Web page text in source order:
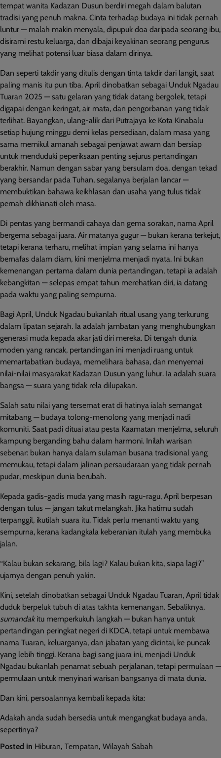
tempat wanita Kadazan Dusun berdiri megah dalam balutan
tradisi yang penuh makna. Cinta terhadap budaya ini tidak pernah
luntur — malah makin menyala, dipupuk doa daripada seorang ibu,
disirami restu keluarga, dan dibajai keyakinan seorang pengurus
yang melihat potensi luar biasa dalam dirinya.
Dan seperti takdir yang ditulis dengan tinta takdir dari langit, saat
paling manis itu pun tiba. April dinobatkan sebagai Unduk Ngadau
Tuaran 2025 — satu gelaran yang tidak datang bergolek, tetapi
digapai dengan keringat, air mata, dan pengorbanan yang tidak
terlihat. Bayangkan, ulang-alik dari Putrajaya ke Kota Kinabalu
setiap hujung minggu demi kelas persediaan, dalam masa yang
sama memikul amanah sebagai penjawat awam dan bersiap
untuk menduduki peperiksaan penting sejurus pertandingan
berakhir. Namun dengan sabar yang bersulam doa, dengan tekad
yang bersandar pada Tuhan, segalanya berjalan lancar —
membuktikan bahawa keikhlasan dan usaha yang tulus tidak
pernah dikhianati oleh masa.
Di pentas yang bermandi cahaya dan gema sorakan, nama April
bergema sebagai juara. Air matanya gugur — bukan kerana terkejut,
tetapi kerana terharu, melihat impian yang selama ini hanya
bernafas dalam diam, kini menjelma menjadi nyata. Ini bukan
kemenangan pertama dalam dunia pertandingan, tetapi ia adalah
kebangkitan — selepas empat tahun merehatkan diri, ia datang
pada waktu yang paling sempurna.
Bagi April, Unduk Ngadau bukanlah ritual usang yang terkurung
dalam lipatan sejarah. Ia adalah jambatan yang menghubungkan
generasi muda kepada akar jati diri mereka. Di tengah dunia
moden yang rancak, pertandingan ini menjadi ruang untuk
memartabatkan budaya, memelihara bahasa, dan menyemai
nilai-nilai masyarakat Kadazan Dusun yang luhur. Ia adalah suara
bangsa — suara yang tidak rela dilupakan.
Salah satu nilai yang tersemat erat di hatinya ialah semangat
mitabang — budaya tolong-menolong yang menjadi nadi
komuniti. Saat padi dituai atau pesta Kaamatan menjelma, seluruh
kampung berganding bahu dalam harmoni. Inilah warisan
sebenar: bukan hanya dalam sulaman busana tradisional yang
memukau, tetapi dalam jalinan persaudaraan yang tidak pernah
pudar, meskipun dunia berubah.
Kepada gadis-gadis muda yang masih ragu-ragu, April berpesan
dengan tulus — jangan takut melangkah. Jika hatimu sudah
terpanggil, ikutilah suara itu. Tidak perlu menanti waktu yang
sempurna, kerana kadangkala keberanian itulah yang membuka
jalan.
“Kalau bukan sekarang, bila lagi? Kalau bukan kita, siapa lagi?”
ujarnya dengan penuh yakin.
Kini, setelah dinobatkan sebagai Unduk Ngadau Tuaran, April tidak
duduk berpeluk tubuh di atas takhta kemenangan. Sebaliknya,
sumandakitu memperkukuh langkah — bukan hanya untuk
pertandingan peringkat negeri di KDCA, tetapi untuk membawa
nama Tuaran, keluarganya, dan jabatan yang dicintai, ke puncak
yang lebih tinggi. Kerana bagi sang juara ini, menjadi Unduk
Ngadau bukanlah penamat sebuah perjalanan, tetapi permulaan —
permulaan untuk menyinari warisan bangsanya di mata dunia.
Dan kini, persoalannya kembali kepada kita:
Adakah anda sudah bersedia untuk mengangkat budaya anda,
sepertinya?
Posted in Hiburan, Tempatan, Wilayah Sabah